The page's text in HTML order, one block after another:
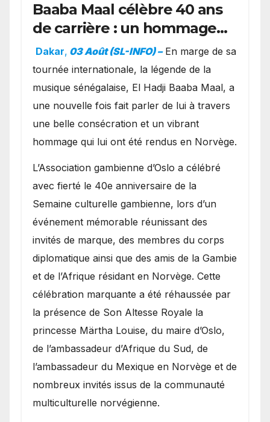
Baaba Maal célèbre 40 ans
de carrière : un hommage
exceptionnel à Oslo en
présence de la famille
royale.
Dakar, 03 Août (SL-INFO) – ​En marge de sa
tournée internationale, la légende de la
musique sénégalaise, El Hadji Baaba Maal, a
une nouvelle fois fait parler de lui à travers
une belle consécration et un vibrant
hommage qui lui ont été rendus en Norvège.
​L’Association gambienne d’Oslo a célébré
avec fierté le 40e anniversaire de la
Semaine culturelle gambienne, lors d’un
événement mémorable réunissant des
invités de marque, des membres du corps
diplomatique ainsi que des amis de la Gambie
et de l’Afrique résidant en Norvège. Cette
célébration marquante a été réhaussée par
la présence de Son Altesse Royale la
princesse Märtha Louise, du maire d’Oslo,
de l’ambassadeur d’Afrique du Sud, de
l’ambassadeur du Mexique en Norvège et de
nombreux invités issus de la communauté
multiculturelle norvégienne.